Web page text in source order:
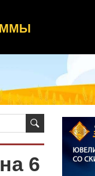
6